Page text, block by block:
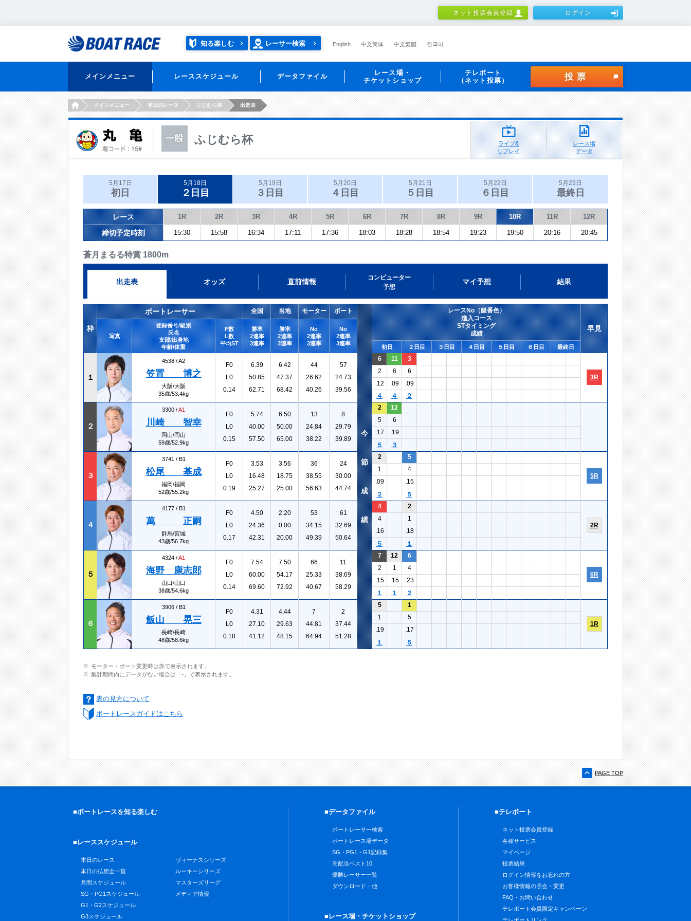
ネット投票会員登録 ログイン
知る楽しむ レーサー検索 English 中文简体 中文繁體 한국어
メインメニュー レーススケジュール データファイル
レース場・
チケットショップ
テレボート
（ネット投票）
投票
HOMEメインメニュー 本日のレース ふじむら杯 出走表
ふじむら杯
ライブ&
リプレイ
レース場
データ
5月17日
初日
5月18日
２日目
5月19日
３日目
5月20日
４日目
5月21日
５日目
5月22日
６日目
5月23日
最終日
レース 1R 2R 3R 4R 5R 6R 7R 8R 9R 10R 11R 12R
締切予定時刻 15:30 15:58 16:34 17:11 17:36 18:03 18:28 18:54 19:23 19:50 20:16 20:45
蒼月まるる特賞 1800m
出走表 オッズ 直前情報
コンピューター
予想
マイ予想 結果
枠
ボートレーサー 全国 当地 モーター ボート
レースNo（艇番色）
進入コース
STタイミング
成績
早見
写真
登録番号/級別
氏名
支部/出身地
年齢/体重
F数
L数
平均ST
勝率
2連率
3連率
勝率
2連率
3連率
No
2連率
3連率
No
2連率
3連率
初日 ２日目 ３日目 ４日目 ５日目 ６日目 最終日
１
4538 /A2
笠置 博之
大阪/大阪
35歳/53.4kg
F0
L0
0.14
6.39
50.85
62.71
6.42
47.37
68.42
44
26.62
40.26
57
24.73
39.56
6 11 3
3R
2 6
6
.12
.09
.09
４
４ ２
２
3300 /A1
川崎 智幸
岡山/岡山
59歳/52.9kg
F0
L0
0.15
5.74
40.00
57.50
6.50
50.00
65.00
13
24.84
38.22
8
29.79
39.89
2
12
5
6
.17
.19
５
３
３
3741 / B1
松尾 基成
福岡/福岡
52歳/55.2kg
F0
L0
0.19
3.53
16.48
25.27
3.56
18.75
25.00
36
38.55
56.63
24
30.00
44.74
2 5
5R
1
4
.09
.15
２
５
４
4177 / B1
萬 正嗣
群馬/宮城
43歳/56.7kg
F0
L0
0.17
4.50
24.36
42.31
2.20
0.00
20.00
53
34.15
49.39
61
32.69
50.64
4 2
2R
4
1
.16
.18
５
１
５
4324 /A1
海野 康志郎
山口/山口
38歳/54.6kg
F0
L0
0.14
7.54
60.00
69.60
7.50
54.17
72.92
66
25.33
40.67
11
38.69
58.29
7 12 6
6R
2 1
4
.15
.15
.23
１
１ ２
６
3906 / B1
飯山 晃三
長崎/長崎
48歳/58.6kg
F0
L0
0.18
4.31
27.10
41.12
4.44
29.63
48.15
7
44.81
64.94
2
37.44
51.28
5 1
1R
1
5
.19
.17
１
５
今
節
成
績
モーター・ボート変更時は赤で表示されます。
集計期間内にデータがない場合は「-」で表示されます。
表の見方について
ボートレースガイドはこちら
PAGE TOP
■ボートレースを知る楽しむ
■レーススケジュール
本日のレース
本日の払戻金一覧
月間スケジュール
SG・PG1スケジュール
G1・G2スケジュール
G3スケジュール
ヴィーナスシリーズ
ルーキーシリーズ
マスターズリーグ
メディア情報
■データファイル
ボートレーサー検索
ボートレース場データ
SG・PG1・G1記録集
高配当ベスト10
優勝レーサー一覧
ダウンロード・他
■レース場・チケットショップ
■テレボート
ネット投票会員登録
各種サービス
マイページ
投票結果
ログイン情報をお忘れの方
お客様情報の照会・変更
FAQ・お問い合わせ
テレボート会員限定キャンペーン